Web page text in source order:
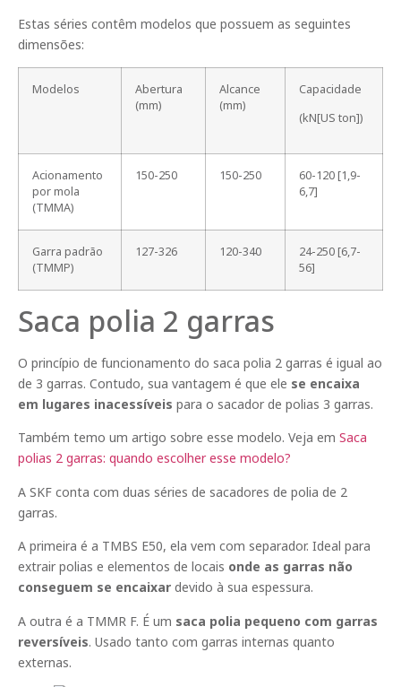
Estas séries contêm modelos que possuem as seguintes
dimensões:
Modelos
Abertura
(mm)
Alcance
(mm)
Capacidade
(kN[US ton])
Acionamento
por mola
(TMMA)
150-250 150-250
60-120 [1,9-
6,7]
Garra padrão
(TMMP)
127-326 120-340
24-250 [6,7-
56]
Saca polia 2 garras
O princípio de funcionamento do saca polia 2 garras é igual ao
de 3 garras. Contudo, sua vantagem é que ele se encaixa
em lugares inacessíveis para o sacador de polias 3 garras.
Também temo um artigo sobre esse modelo. Veja em Saca
polias 2 garras: quando escolher esse modelo?
A SKF conta com duas séries de sacadores de polia de 2
garras.
A primeira é a TMBS E50, ela vem com separador. Ideal para
extrair polias e elementos de locais onde as garras não
conseguem se encaixar devido à sua espessura.
A outra é a TMMR F. É um saca polia pequeno com garras
reversíveis. Usado tanto com garras internas quanto
externas.